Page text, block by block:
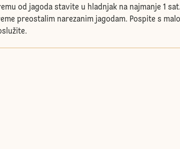
od jagoda stavite u hladnjak na najmanje 1
preostalim narezanim jagodam. Pospite s